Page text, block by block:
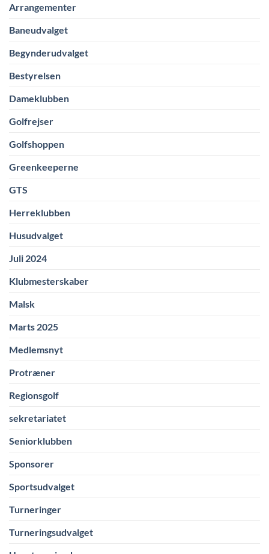
Arrangementer
Baneudvalget
Begynderudvalget
Bestyrelsen
Dameklubben
Golfrejser
Golfshoppen
Greenkeeperne
GTS
Herreklubben
Husudvalget
Juli 2024
Klubmesterskaber
Malsk
Marts 2025
Medlemsnyt
Protræner
Regionsgolf
sekretariatet
Seniorklubben
Sponsorer
Sportsudvalget
Turneringer
Turneringsudvalget